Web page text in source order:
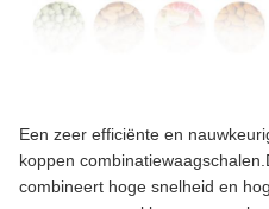
Een zeer efficiënte en
koppen
combineert hoge snelheid en